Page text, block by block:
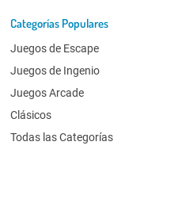
Categorías Populares
Juegos de Escape
Juegos de Ingenio
Juegos Arcade
Clásicos
Todas las Categorías